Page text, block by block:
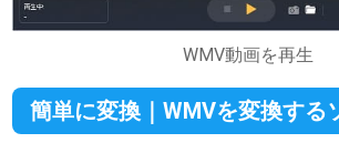
WMV動画を再生
簡単に変換｜WMVを変換する